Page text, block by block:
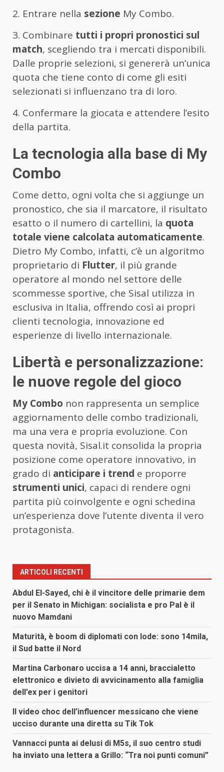
2. Entrare nella sezione My Combo.
3. Combinare tutti i propri pronostici sul
match, scegliendo tra i mercati disponibili.
Dalle proprie selezioni, si genererà un’unica
quota che tiene conto di come gli esiti
selezionati si influenzano tra di loro.
4. Confermare la giocata e attendere l’esito
della partita.
La tecnologia alla base di My
Combo
Come detto, ogni volta che si aggiunge un
pronostico, che sia il marcatore, il risultato
esatto o il numero di cartellini, la quota
totale viene calcolata automaticamente.
Dietro My Combo, infatti, c’è un algoritmo
proprietario di Flutter, il più grande
operatore al mondo nel settore delle
scommesse sportive, che Sisal utilizza in
esclusiva in Italia, offrendo così ai propri
clienti tecnologia, innovazione ed
esperienze di livello internazionale.
Libertà e personalizzazione:
le nuove regole del gioco
My Combo non rappresenta un semplice
aggiornamento delle combo tradizionali,
ma una vera e propria evoluzione. Con
questa novità, Sisal.it consolida la propria
posizione come operatore innovativo, in
grado di anticipare i trend e proporre
strumenti unici, capaci di rendere ogni
partita più coinvolgente e ogni schedina
un’esperienza dove l’utente diventa il vero
protagonista.
ARTICOLI RECENTI
Abdul El-Sayed, chi è il vincitore delle primarie dem
per il Senato in Michigan: socialista e pro Pal è il
nuovo Mamdani
Maturità, è boom di diplomati con lode: sono 14mila,
il Sud batte il Nord
Martina Carbonaro uccisa a 14 anni, braccialetto
elettronico e divieto di avvicinamento alla famiglia
dell’ex per i genitori
Il video choc dell’influencer messicano che viene
ucciso durante una diretta su Tik Tok
Vannacci punta ai delusi di M5s, il suo centro studi
ha inviato una lettera a Grillo: “Tra noi punti comuni”